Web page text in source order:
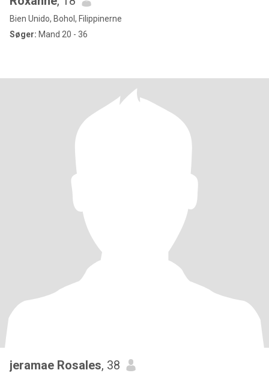
Bien Unido, Bohol, Filippinerne
Søger: Mand 20 - 36
jeramae Rosales, 38